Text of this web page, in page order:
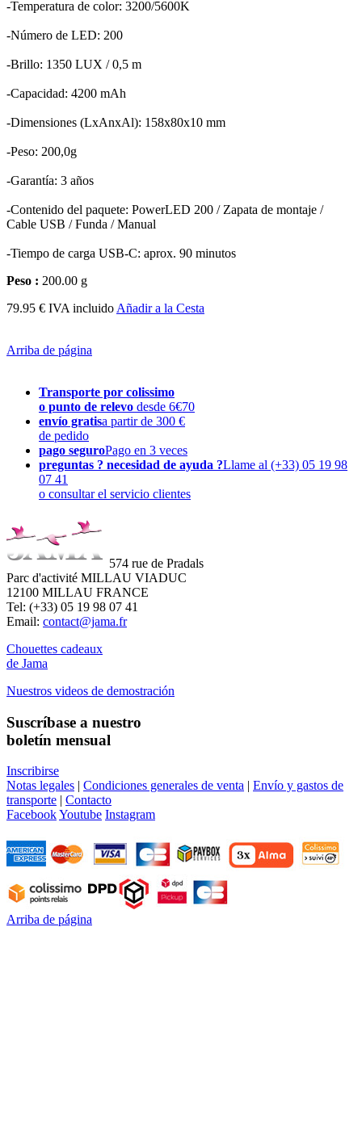
-Temperatura de color: 3200/5600K
-Número de LED: 200
-Brillo: 1350 LUX / 0,5 m
-Capacidad: 4200 mAh
-Dimensiones (LxAnxAl): 158x80x10 mm
-Peso: 200,0g
-Garantía: 3 años
-Contenido del paquete: PowerLED 200 / Zapata de montaje /
Cable USB / Funda / Manual
-Tiempo de carga USB-C: aprox. 90 minutos
Peso : 200.00 g
79.95 € IVA incluido Añadir a la Cesta
Arriba de página
Transporte por colissimo
o punto de relevo desde 6€70
envío gratisa partir de 300 €
de pedido
pago seguroPago en 3 veces
preguntas ? necesidad de ayuda ?Llame al (+33) 05 19 98
07 41
o consultar el servicio clientes
574 rue de Pradals
Parc d'activité MILLAU VIADUC
12100 MILLAU FRANCE
Tel: (+33) 05 19 98 07 41
Email: contact@jama.fr
Chouettes cadeaux
de Jama
Nuestros videos de demostración
Suscríbase a nuestro
boletín mensual
Inscribirse
Notas legales | Condiciones generales de venta | Envío y gastos de
transporte | Contacto
FacebookYoutube Instagram
Arriba de página